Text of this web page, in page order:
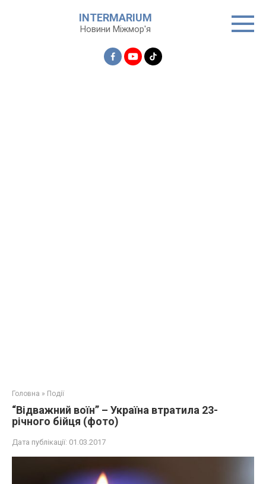
INTERMARIUM
Новини Міжмор'я
Головна » Події
“Відважний воїн” – Україна втратила 23-
річного бійця (фото)
Дата публікації: 01.03.2017